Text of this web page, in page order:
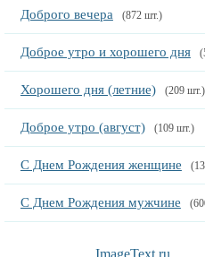
Доброго вечера (872 шт.)
Доброе утро и хорошего дня
Хорошего дня (летние) (209 шт.)
Доброе утро (август) (109 шт.)
С Днем Рождения женщине
С Днем Рождения мужчине
ImageText.ru